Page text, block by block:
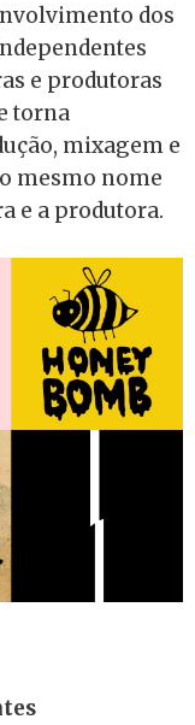
dos
e produtoras
torna
mixagem e
mesmo nome
e a produtora.